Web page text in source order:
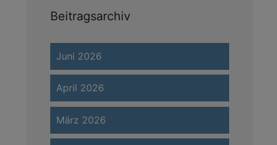
Beitragsarchiv
Juni 2026
April 2026
März 2026